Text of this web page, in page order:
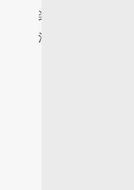
楽天FX口座の開設
法人口座の開設